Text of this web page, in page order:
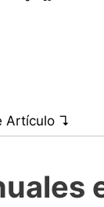
Artículo ↴